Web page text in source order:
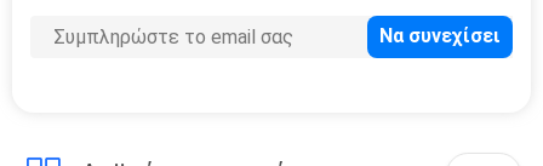
χειρισμού ζωικού